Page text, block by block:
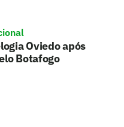
Oviedo após
Botafogo